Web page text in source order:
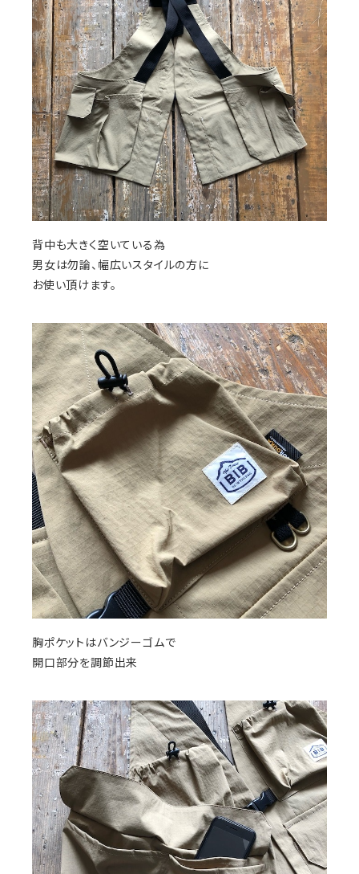
背中も大きく空いている為
男女は勿論、幅広いスタイルの方に
お使い頂けます。
胸ポケットはバンジーゴムで
開口部分を調節出来